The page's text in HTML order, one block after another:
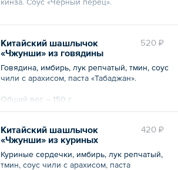
Общий вес – 155 г
520 ₽
Китайский шашлычок
«Чжунши» из говядины
Говядина, имбирь, лук репчатый, тмин, соус
чили с арахисом, паста «Табаджан».
Общий вес – 150 г
420 ₽
Китайский шашлычок
«Чжунши» из куриных
сердечек
Куриные сердечки, имбирь, лук репчатый,
тмин, соус чили с арахисом, паста